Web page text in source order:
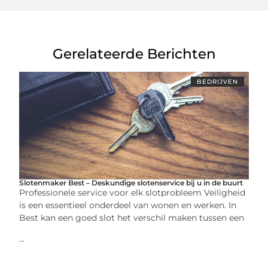
Gerelateerde Berichten
BEDRIJVEN
Slotenmaker Best – Deskundige slotenservice bij u in de buurt
Professionele service voor elk slotprobleem Veiligheid
is een essentieel onderdeel van wonen en werken. In
Best kan een goed slot het verschil maken tussen een
...